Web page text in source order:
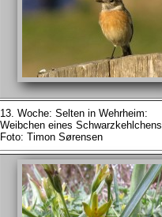
13. Woche: Selten in Wehrheim:
Weibchen eines Schwarzkehlchens
Foto: Timon Sørensen